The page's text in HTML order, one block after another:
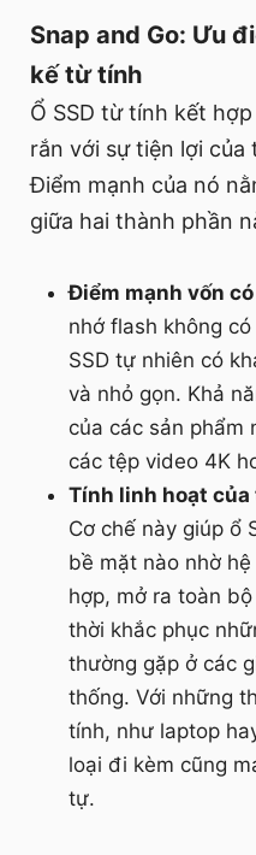
Snap and Go: Ưu
kế từ tính
Ổ SSD từ tính kết
rắn với sự tiện lợi
Điểm mạnh của nó
giữa hai thành phần
Điểm mạnh vốn có
nhớ flash không
SSD tự nhiên có
và nhỏ gọn. Khả
của các sản phẩm
các tệp video 4K
Tính linh hoạt
Cơ chế này giúp ổ
bề mặt nào nhờ
hợp, mở ra toàn
thời khắc phục
thường gặp ở các
thống. Với những
tính, như laptop
loại đi kèm cũng
tự.